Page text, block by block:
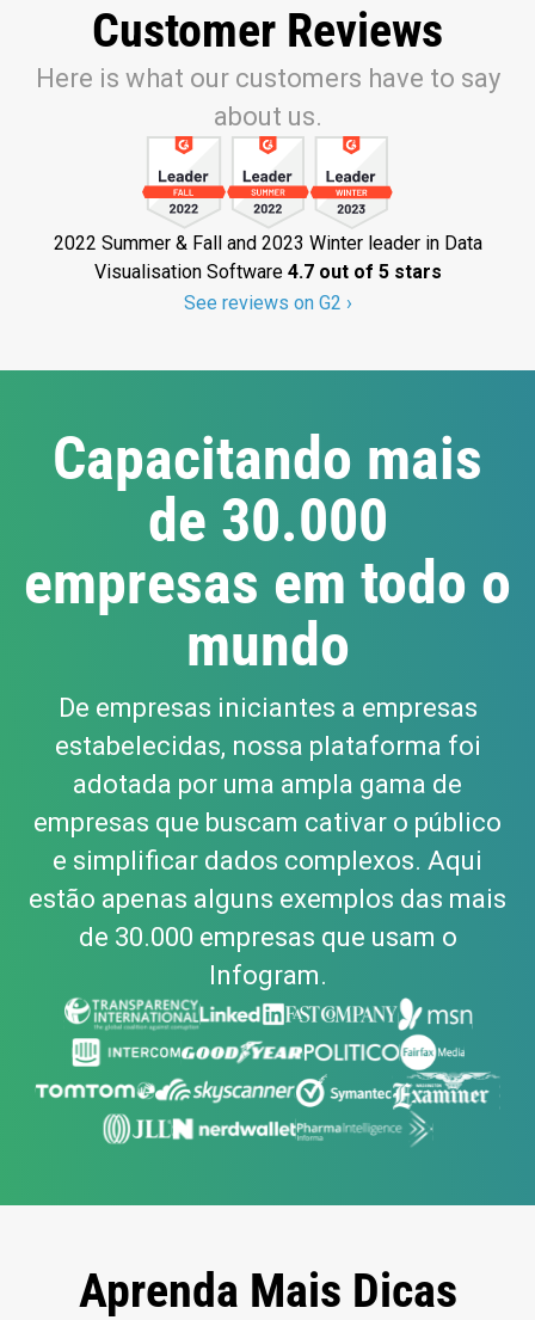
Customer Reviews
Here is what our customers have to say
about us.
2022 Summer & Fall and 2023 Winter leader in Data
Visualisation Software 4.7 out of 5 stars
See reviews on G2 ›
Capacitando mais
de 30.000
empresas em todo o
mundo
De empresas iniciantes a empresas
estabelecidas, nossa plataforma foi
adotada por uma ampla gama de
empresas que buscam cativar o público
e simplificar dados complexos. Aqui
estão apenas alguns exemplos das mais
de 30.000 empresas que usam o
Infogram.
Aprenda Mais Dicas